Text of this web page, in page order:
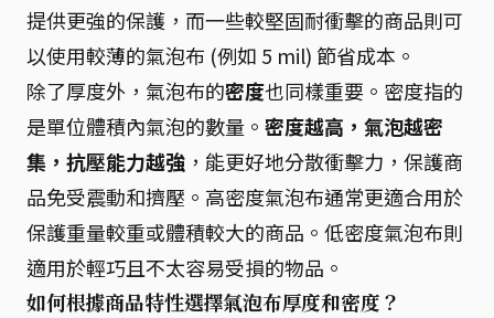
提供更強的保護，而一些較堅固耐衝擊的商品則可
以使用較薄的氣泡布 (例如 5 mil) 節省成本。
除了厚度外，氣泡布的密度也同樣重要。密度指的
是單位體積內氣泡的數量。 密度越高，氣泡越密
集，抗壓能力越強 ，能更好地分散衝擊力，保護商
品免受震動和擠壓。高密度氣泡布通常更適合用於
保護重量較重或體積較大的商品。低密度氣泡布則
適用於輕巧且不太容易受損的物品。
如何根據商品特性選擇氣泡布厚度和密度？